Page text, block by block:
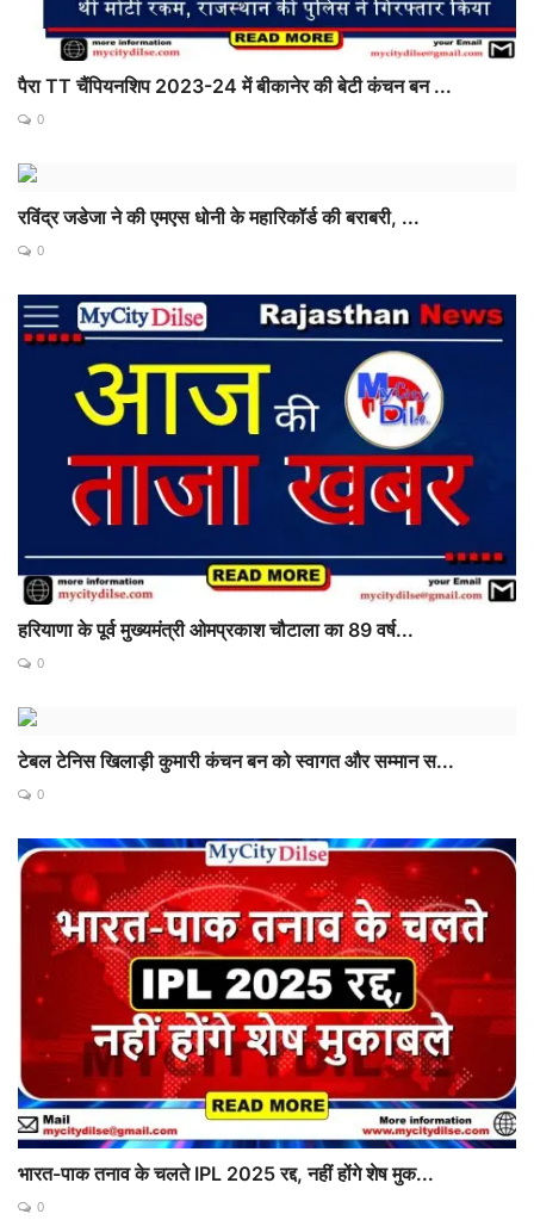
पैरा TT चैंपियनशिप 2023-24 में बीकानेर की बेटी कंचन बन ...
0
रविंद्र जडेजा ने की एमएस धोनी के महारिकॉर्ड की बराबरी, ...
0
हरियाणा के पूर्व मुख्यमंत्री ओमप्रकाश चौटाला का 89 वर्ष...
0
टेबल टेनिस खिलाड़ी कुमारी कंचन बन को स्वागत और सम्मान स...
0
भारत-पाक तनाव के चलते IPL 2025 रद्द, नहीं होंगे शेष मुक...
0